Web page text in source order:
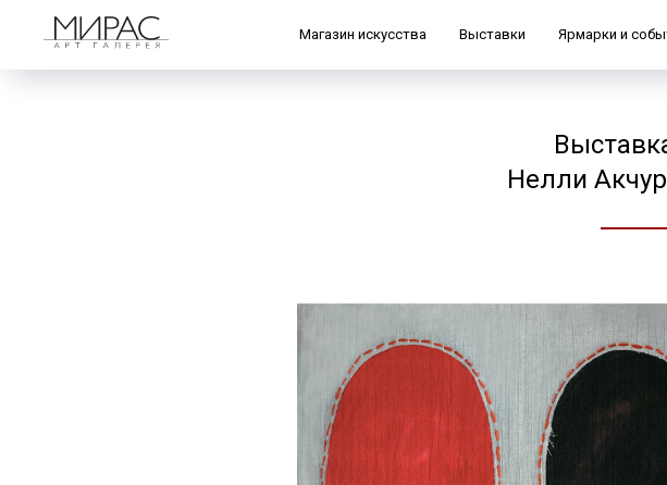
Магазин искусства Выставки Ярмарки и
Нелли